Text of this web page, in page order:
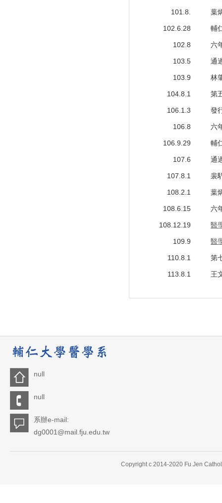
101.8. 葉
102.6.28 輔
102.8 六
103.5 通
103.9 林
104.8.1 第
106.1.3 發
106.8 六
106.9.29 輔
107.6 通
107.8.1 裴
108.2.1 葉
108.6.15 六
108.12.19 醫
109.9 醫
110.8.1 第
113.8.1 王
null
null
系辦e-mail:
dg0001@mail.fju.edu.tw
Copyright c 2014-2020 Fu Jen